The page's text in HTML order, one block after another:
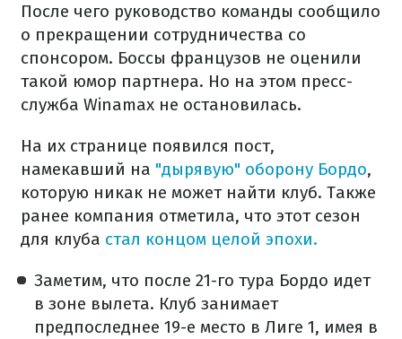
После чего руководство команды сообщило
о прекращении сотрудничества со
спонсором. Боссы французов не оценили
такой юмор партнера. Но на этом пресс-
служба Winamax не остановилась.
На их странице появился пост,
намекавший на "дырявую" оборону Бордо,
которую никак не может найти клуб. Также
ранее компания отметила, что этот сезон
для клуба стал концом целой эпохи.
Заметим, что после 21-го тура Бордо идет
в зоне вылета. Клуб занимает
предпоследнее 19-е место в Лиге 1, имея в